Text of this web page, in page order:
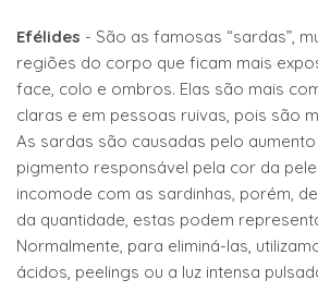
Efélides - São as famosas “sardas”,
regiões do corpo que ficam mais
face, colo e ombros. Elas são mais
claras e em pessoas ruivas, pois são
As sardas são causadas pelo aumento
pigmento responsável pela cor da
incomode com as sardinhas, porém,
da quantidade, estas podem
Normalmente, para eliminá-las,
ácidos, peelings ou a luz intensa